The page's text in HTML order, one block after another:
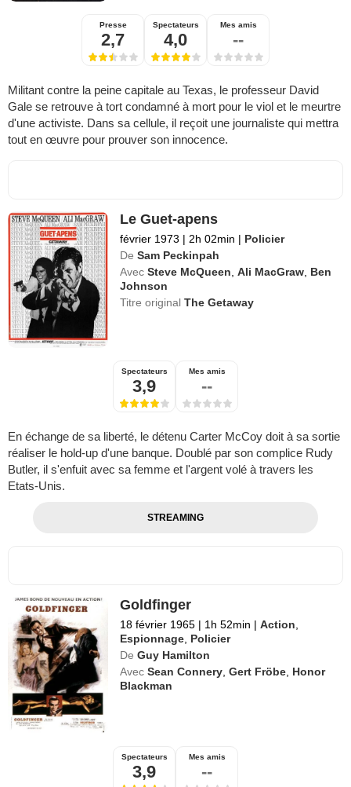
Presse
2,7
Spectateurs
4,0
Mes amis
--
Militant contre la peine capitale au Texas, le professeur David
Gale se retrouve à tort condamné à mort pour le viol et le meurtre
d'une activiste. Dans sa cellule, il reçoit une journaliste qui mettra
tout en œuvre pour prouver son innocence.
Le Guet-apens
février 1973 | 2h 02min | Policier
De Sam Peckinpah
Avec Steve McQueen,Ali MacGraw, Ben
Johnson
Titre originalThe Getaway
Spectateurs
3,9
Mes amis
--
En échange de sa liberté, le détenu Carter McCoy doit à sa sortie
réaliser le hold-up d'une banque. Doublé par son complice Rudy
Butler, il s'enfuit avec sa femme et l'argent volé à travers les
Etats-Unis.
STREAMING
Goldfinger
18 février 1965 | 1h 52min | Action,
Espionnage, Policier
De Guy Hamilton
Avec Sean Connery,Gert Fröbe, Honor
Blackman
Spectateurs
3,9
Mes amis
--